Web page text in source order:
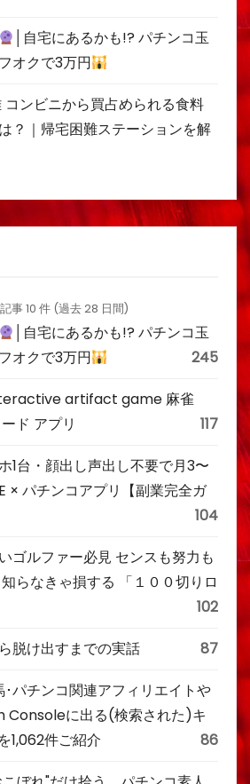
│自宅にあるかも!? パチンコ玉
オクで3万円
コンビニから買占められる食料
？｜帰宅困難ステーションを解
事 10 件 (過去 28 日間)
│自宅にあるかも!? パチンコ玉
オクで3万円
245
artifact game 麻雀
ド アプリ
117
1台・顔出し声出し不要で月3〜
× パチンコアプリ【副業完全ガ
104
ゴルファー必見 センスも努力も
らなきゃ損する 「１００切りロ
102
脱け出すまでの実話 87
パチンコ関連アフィリエイトや
Consoleに出る(検索された)キ
1,062件ご紹介
86